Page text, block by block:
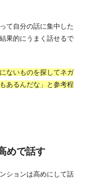
て自分の話に集中した
果的にうまく話せるで
ないものを探してネガ
あるんだな」と参考程
めで話す
ションは高めにして話